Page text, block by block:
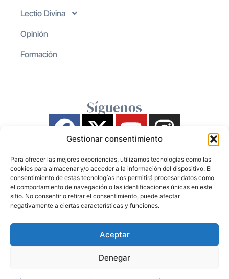
Gestionar consentimiento
Para ofrecer las mejores experiencias, utilizamos tecnologías como las
cookies para almacenar y/o acceder a la información del dispositivo. El
consentimiento de estas tecnologías nos permitirá procesar datos como
el comportamiento de navegación o las identificaciones únicas en este
sitio. No consentir o retirar el consentimiento, puede afectar
negativamente a ciertas características y funciones.
Aceptar
Denegar
Lectio Divina
Opinión
Formación
Síguenos